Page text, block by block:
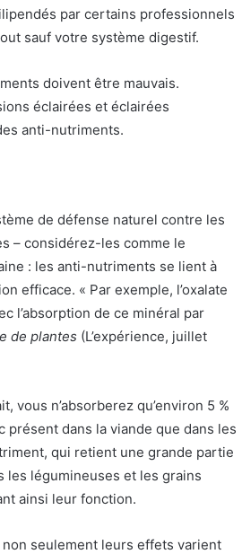
par certains professionnels
sauf votre système digestif.
doivent être mauvais.
éclairées et éclairées
anti-nutriments.
de défense naturel contre les
– considérez-les comme le
: les anti-nutriments se lient à
efficace. « Par exemple, l’oxalate
l’absorption de ce minéral par
de plantes (L’expérience, juillet
vous n’absorberez qu’environ 5 %
présent dans la viande que dans les
qui retient une grande partie
les légumineuses et les grains
ainsi leur fonction.
non seulement leurs effets varient